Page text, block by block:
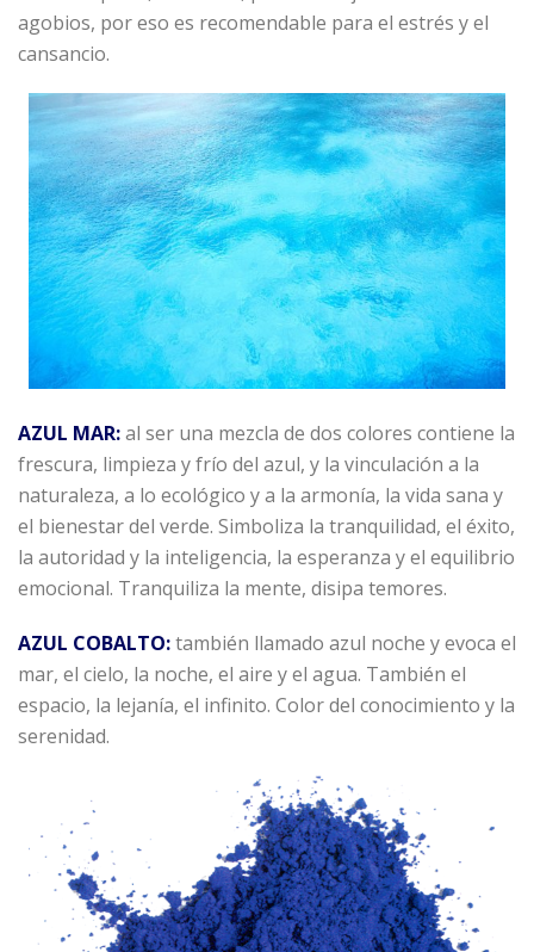
agobios, por eso es recomendable para el estrés y el
cansancio.
AZUL MAR:al ser una mezcla de dos colores contiene la
frescura, limpieza y frío del azul, y la vinculación a la
naturaleza, a lo ecológico y a la armonía, la vida sana y
el bienestar del verde. Simboliza la tranquilidad, el éxito,
la autoridad y la inteligencia, la esperanza y el equilibrio
emocional. Tranquiliza la mente, disipa temores.
AZUL COBALTO:también llamado azul noche y evoca el
mar, el cielo, la noche, el aire y el agua. También el
espacio, la lejanía, el infinito. Color del conocimiento y la
serenidad.